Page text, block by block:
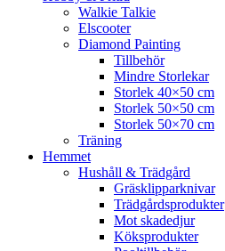
Walkie Talkie
Elscooter
Diamond Painting
Tillbehör
Mindre Storlekar
Storlek 40×50 cm
Storlek 50×50 cm
Storlek 50×70 cm
Träning
Hemmet
Hushåll & Trädgård
Gräsklipparknivar
Trädgårdsprodukter
Mot skadedjur
Köksprodukter